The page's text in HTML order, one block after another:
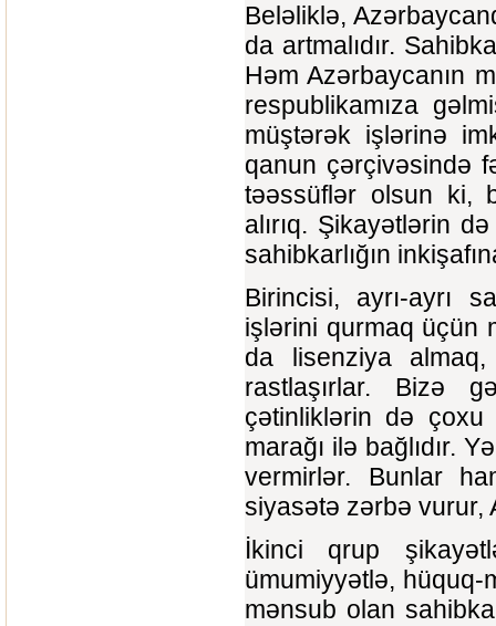
Beləliklə,
da artmalıdır.
Həm Azərbaycanın
respublikamıza
müştərək işlərinə
qanun çərçivəsində
təəssüflər olsun ki,
alırıq. Şikayətlərin
sahibkarlığın
Birincisi, ayrı-ayrı
işlərini qurmaq üçün
da lisenziya
rastlaşırlar. Bizə
çətinliklərin də çoxu
marağı ilə bağlıdır.
vermirlər. Bunlar
siyasətə zərbə vurur,
İkinci qrup
ümumiyyətlə, hüquq-
mənsub olan